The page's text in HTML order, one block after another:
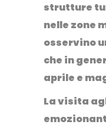
strutture
nelle zone
osservino
che in
aprile e
La visita